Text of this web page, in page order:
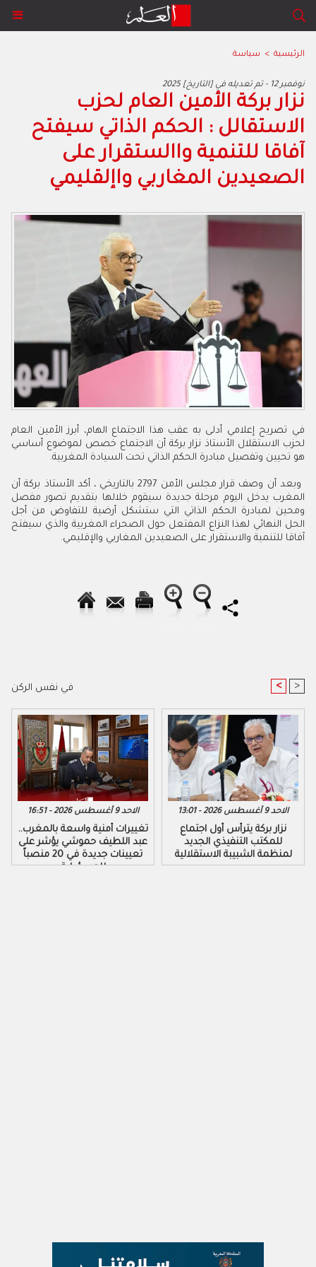
الرئيسية > سياسة
2025 نوفمبر 12 - تم تعديله في [التاريخ]
نزار بركة الأمين العام لحزب
الاستقالل : الحكم الذاتي سيفتح
آفاقا للتنمية واالستقرار على
الصعيدين المغاربي واإلقليمي
في تصريح إعلامي أدلى به عقب هذا الاجتماع الهام، أبرز الأمين العام
لحزب الاستقلال الأستاذ نزار بركة أن الاجتماع خصص لموضوع أساسي
هو تحيين وتفصيل مبادرة الحكم الذاتي تحت السيادة المغربية.
وبعد أن وصف قرار مجلس الأمن 2797 بالتاريخي ، أكد الأستاذ بركة أن
المغرب يدخل اليوم مرحلة جديدة سيقوم خلالها بتقديم تصور مفصل
ومحين لمبادرة الحكم الذاتي التي ستشكل أرضية للتفاوض من أجل
الحل النهائي لهذا النزاع المفتعل حول الصحراء المغربية والذي سيفتح
آفاقا للتنمية والاستقرار على الصعيدين المغاربي والإقليمي.
في نفس الركن < >
الاحد 9 أغسطس 2026 - 16:51
تغييرات أمنية واسعة بالمغرب..
عبد اللطيف حموشي يؤشر على
تعيينات جديدة في 20 منصباً
للمسؤولية
الاحد 9 أغسطس 2026 - 13:01
نزار بركة يترأس أول اجتماع
للمكتب التنفيذي الجديد
لمنظمة الشبيبة الاستقلالية